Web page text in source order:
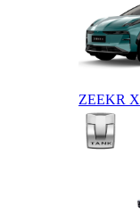
ZEEKR X